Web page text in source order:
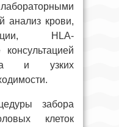
анализ крови,
HLA-
и узких
забора
клеток